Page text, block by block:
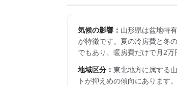
気候の影響： 山形県は盆地特
が特徴です。夏の冷房費と冬
でもあり、暖房費だけで月2万
地域区分： 東北地方に属する
トが抑えめの傾向にあります。